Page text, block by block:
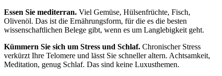
Essen Sie mediterran. Viel Gemüse, Hülsenfrüchte, Fisch,
Olivenöl. Das ist die Ernährungsform, für die es die besten
wissenschaftlichen Belege gibt, wenn es um Langlebigkeit geht.
Kümmern Sie sich um Stress und Schlaf. Chronischer Stress
verkürzt Ihre Telomere und lässt Sie schneller altern. Achtsamkeit,
Meditation, genug Schlaf. Das sind keine Luxusthemen.